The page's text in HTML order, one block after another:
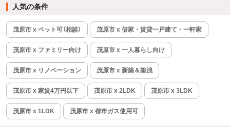
人気の条件
茂原市 x ペット可（相談） 茂原市 x 借家・賃貸一戸建て・一軒家
茂原市 x ファミリー向け 茂原市 x 一人暮らし向け
茂原市 x リノベーション 茂原市 x 新築＆築浅
茂原市 x 家賃4万円以下 茂原市 x 2LDK 茂原市 x 3LDK
茂原市 x 1LDK 茂原市 x 都市ガス使用可